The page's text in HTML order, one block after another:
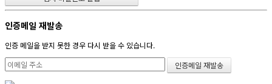
인증메일 재발송
인증 메일을 받지 못한 경우 다시 받을 수 있습니다.